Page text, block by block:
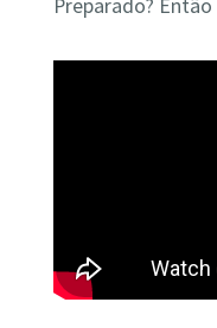
Preparado? Então